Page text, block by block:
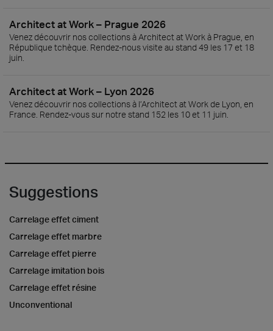
Architect at Work – Prague 2026
Venez découvrir nos collections à Architect at Work à Prague, en
République tchèque. Rendez-nous visite au stand 49 les 17 et 18
juin.
Architect at Work – Lyon 2026
Venez découvrir nos collections à l’Architect at Work de Lyon, en
France. Rendez-vous sur notre stand 152 les 10 et 11 juin.
Suggestions
Carrelage effet ciment
Carrelage effet marbre
Carrelage effet pierre
Carrelage imitation bois
Carrelage effet résine
Unconventional